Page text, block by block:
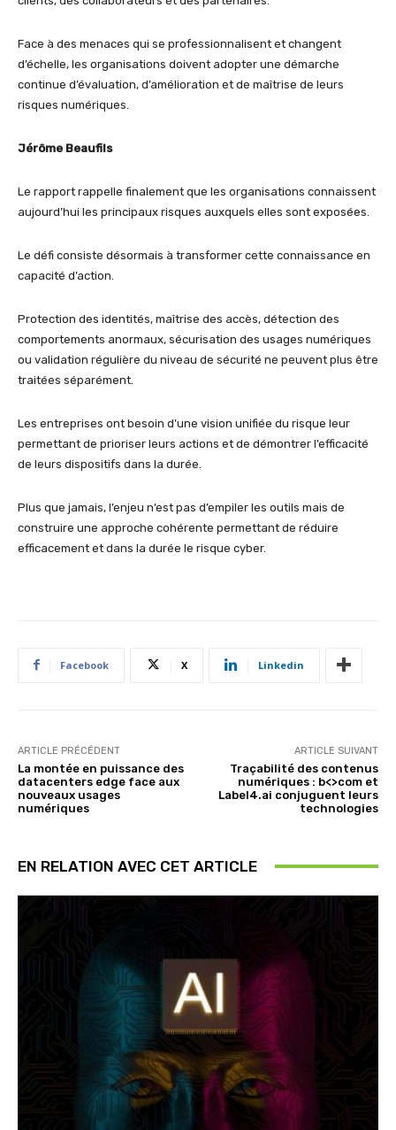
Face à des menaces qui se professionnalisent et changent
d’échelle, les organisations doivent adopter une démarche
continue d’évaluation, d’amélioration et de maîtrise de leurs
risques numériques.
Jérôme Beaufils
Le rapport rappelle finalement que les organisations connaissent
aujourd’hui les principaux risques auxquels elles sont exposées.
Le défi consiste désormais à transformer cette connaissance en
capacité d’action.
Protection des identités, maîtrise des accès, détection des
comportements anormaux, sécurisation des usages numériques
ou validation régulière du niveau de sécurité ne peuvent plus être
traitées séparément.
Les entreprises ont besoin d’une vision unifiée du risque leur
permettant de prioriser leurs actions et de démontrer l’efficacité
de leurs dispositifs dans la durée.
Plus que jamais, l’enjeu n’est pas d’empiler les outils mais de
construire une approche cohérente permettant de réduire
efficacement et dans la durée le risque cyber.
Facebook X Linkedin
ARTICLE PRÉCÉDENT
La montée en puissance des
datacenters edge face aux
nouveaux usages
numériques
ARTICLE SUIVANT
Traçabilité des contenus
numériques : b<>com et
Label4.ai conjuguent leurs
technologies
EN RELATION AVEC CET ARTICLE